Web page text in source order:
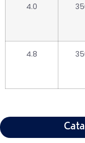
4.0
4.8